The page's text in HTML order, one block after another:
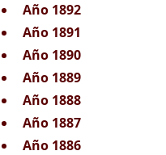
Año 1892
Año 1891
Año 1890
Año 1889
Año 1888
Año 1887
Año 1886